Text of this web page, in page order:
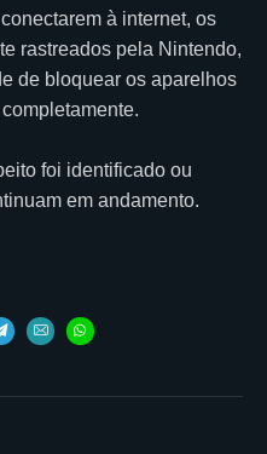
à internet, os
rastreados pela Nintendo,
de bloquear os aparelhos
foi identificado ou
em andamento.